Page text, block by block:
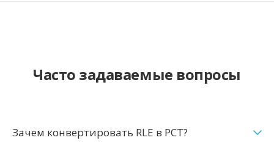
Часто задаваемые вопросы
Зачем конвертировать RLE в PCT?